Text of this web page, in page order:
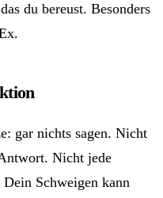
du bereust. Besonders
gar nichts sagen. Nicht
Nicht jede
Schweigen kann